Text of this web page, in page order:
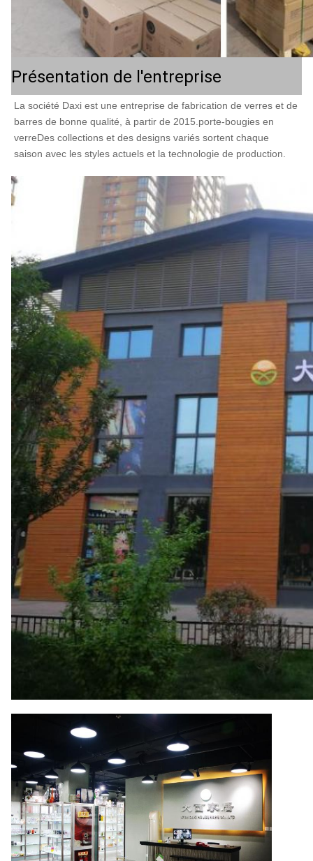
Présentation de l'entreprise
La société Daxi est une entreprise de fabrication de verres et de
barres de bonne qualité, à partir de 2015.porte-bougies en
verreDes collections et des designs variés sortent chaque
saison avec les styles actuels et la technologie de production.